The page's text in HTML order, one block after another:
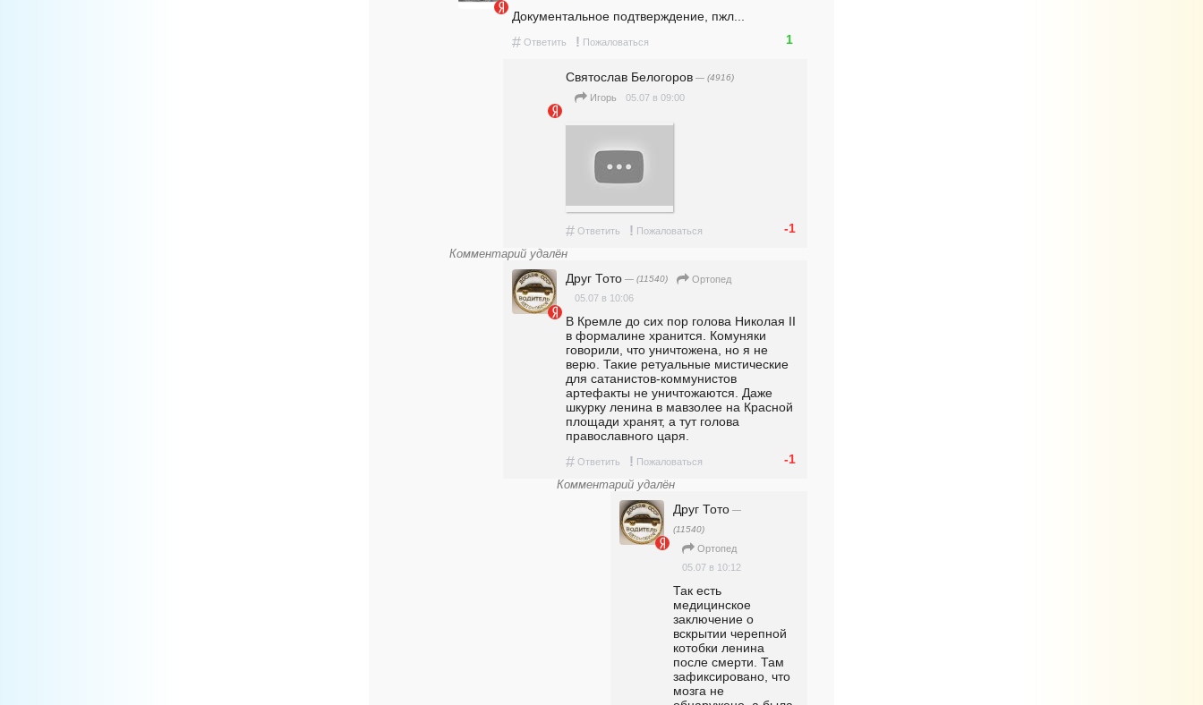
Документальное подтверждение, пжл...
# Ответить ! Пожаловаться 1
Святослав Белогоров — (4916)
Игорь 05.07 в 09:00
# Ответить ! Пожаловаться -1
Комментарий удалён
Друг Тото — (11540)
Ортопед
05.07 в 10:06
В Кремле до сих пор голова Николая II
в формалине хранится. Комуняки
говорили, что уничтожена, но я не
верю. Такие ретуальные мистические
для сатанистов-коммунистов
артефакты не уничтожаются. Даже
шкурку ленина в мавзолее на Красной
площади хранят, а тут голова
православного царя.
# Ответить ! Пожаловаться -1
Комментарий удалён
Друг Тото —
(11540)
Ортопед
05.07 в 10:12
Так есть
медицинское
заключение о
вскрытии черепной
котобки ленина
после смерти. Там
зафиксировано, что
мозга не